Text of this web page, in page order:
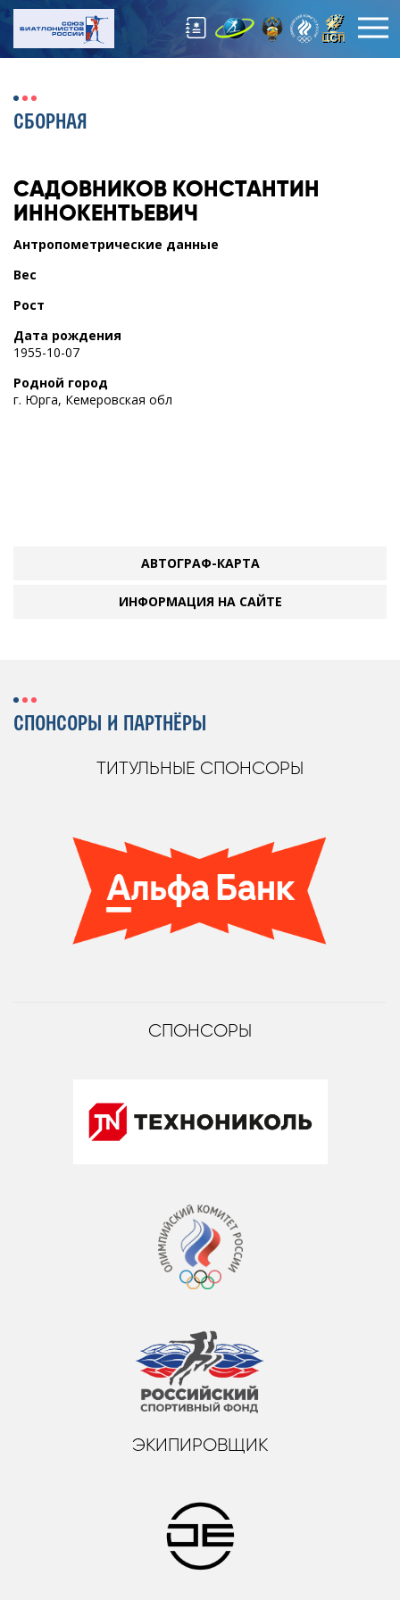
СБОРНАЯ
САДОВНИКОВ КОНСТАНТИН
ИННОКЕНТЬЕВИЧ
Антропометрические данные
Вес
Рост
Дата рождения
1955-10-07
Родной город
г. Юрга, Кемеровская обл
АВТОГРАФ-КАРТА
ИНФОРМАЦИЯ НА САЙТЕ
СПОНСОРЫ И ПАРТНЁРЫ
ТИТУЛЬНЫЕ СПОНСОРЫ
СПОНСОРЫ
ЭКИПИРОВЩИК